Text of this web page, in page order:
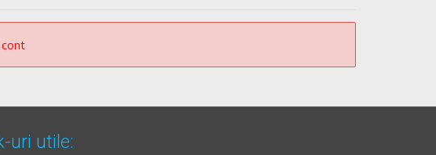
Rutier - Obligații, interdicții și conducerea agresivă
sau forestiere sunt obligați să folosească și în timpul
uri utile: